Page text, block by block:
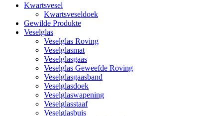
Kwartsvesel
Kwartsveseldoek
Gewilde Produkte
Veselglas
Veselglas Roving
Veselglasmat
Veselglasgaas
Veselglas Geweefde Roving
Veselglasgaasband
Veselglasdoek
Veselglaswapening
Veselglasstaaf
Veselglasbuis